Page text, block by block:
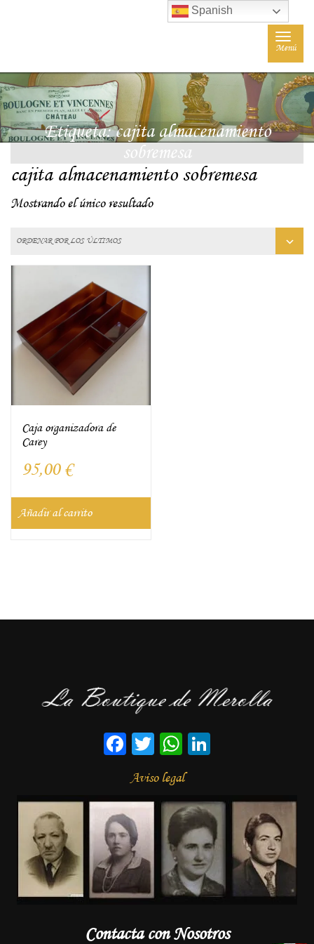
Toggle
Menú
Etiqueta:cajita almacenamiento
sobremesa
cajita almacenamiento sobremesa
Mostrando el único resultado
Caja organizadora de
Carey
95,00 €
Añadir al carrito
Facebook
TwitterWhatsApp
Aviso legal
Contacta con Nosotros
Spanish